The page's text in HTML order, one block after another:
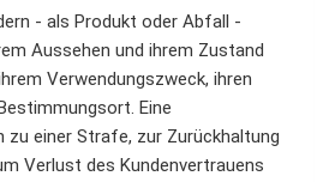
- als Produkt oder Abfall -
Aussehen und ihrem Zustand
Verwendungszweck, ihren
Eine
zu einer Strafe, zur Zurückhaltung
Verlust des Kundenvertrauens